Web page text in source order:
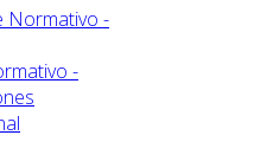
Normativo -
-